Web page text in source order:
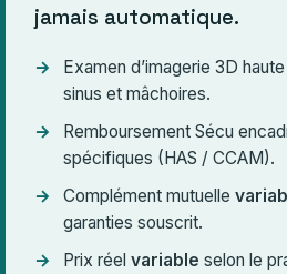
jamais automatique.
Examen d’imagerie 3D
sinus et mâchoires.
Remboursement Sécu
spécifiques (HAS / CCAM).
Complément mutuelle
garanties souscrit.
Prix réel variable selon le